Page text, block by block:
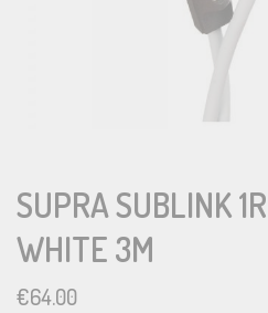
SUPRA SUBLINK
WHITE 3M
€64.00